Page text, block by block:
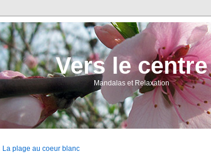
Vers le centre
Mandalas et Relaxation
La plage au coeur blanc